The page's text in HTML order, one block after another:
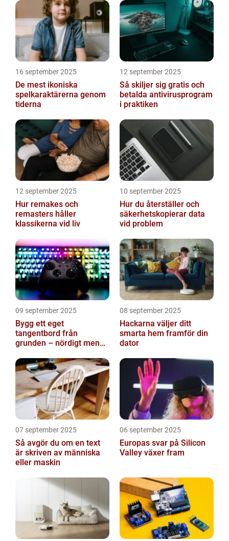
16 september 2025
De mest ikoniska
spelkaraktärerna genom
tiderna
12 september 2025
Så skiljer sig gratis och
betalda antivirusprogram
i praktiken
12 september 2025
Hur remakes och
remasters håller
klassikerna vid liv
10 september 2025
Hur du återställer och
säkerhetskopierar data
vid problem
09 september 2025
Bygg ett eget
tangentbord från
grunden – nördigt men
08 september 2025
Hackarna väljer ditt
smarta hem framför din
dator
07 september 2025
Så avgör du om en text
är skriven av människa
eller maskin
06 september 2025
Europas svar på Silicon
Valley växer fram